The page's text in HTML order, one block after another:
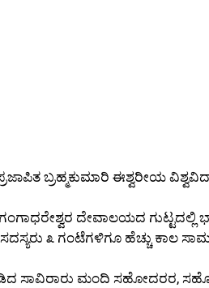
ಬ್ರಹ್ಮಕುಮಾರಿ ಈಶ್ವರೀಯ
ದೇವಾಲಯದ ಗುಟ್ಟದಲ್ಲಿ
೩ ಗಂಟೆಗಳಿಗೂ ಹೆಚ್ಚು ಕಾಲ
ಸಾವಿರಾರು ಮಂದಿ ಸಹೋದರರ,